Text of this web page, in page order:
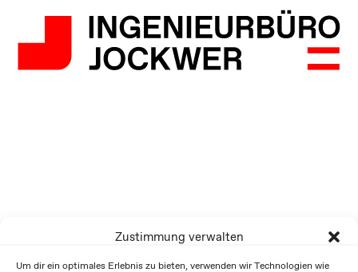
Zustimmung verwalten
Um dir ein optimales Erlebnis zu bieten, verwenden wir Technologien wie